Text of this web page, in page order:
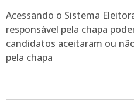
Acessando o Sistema
responsável pela chapa
candidatos aceitaram ou
pela chapa